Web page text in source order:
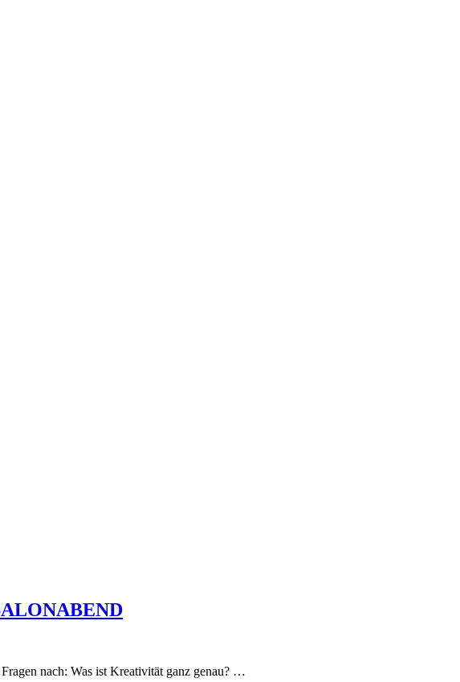
nach: Was ist Kreativität ganz genau? …